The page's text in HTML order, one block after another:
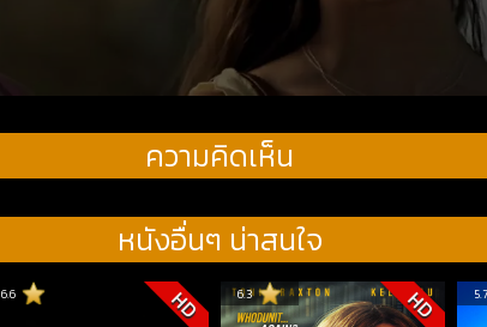
ความคิดเห็น
หนังอื่นๆ น่าสนใจ
6.6 HD 6.3 HD 5.7